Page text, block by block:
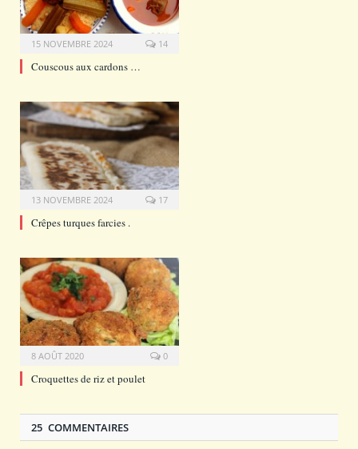
15 NOVEMBRE 2024 14
Couscous aux cardons …
13 NOVEMBRE 2024 17
Crêpes turques farcies .
8 AOÛT 2020 0
Croquettes de riz et poulet
25 COMMENTAIRES